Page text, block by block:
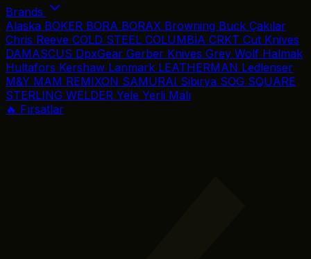
Brands
Alaska BÖKER BORA BORAX Browning Buck Çakılar
Chris Reeve COLD STEEL COLUMBİA CRKT Cut Knives
DAMASCUS DpxGear Gerber Knives Grey Wolf Halmak
Hultafors Kershaw Lanmark LEATHERMAN Ledlenser
M&Y MAM REMIXON SAMURAI Sibirya SOG SQUARE
STERLING WELDER Yele Yerli Malı
🔥 Fırsatlar